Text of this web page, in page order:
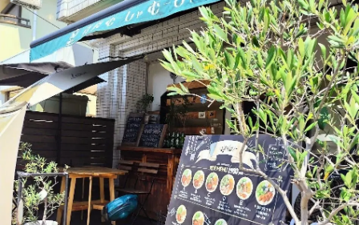
定期購読
デジタル版
購入
SHOPPING
エクラプレミアム通販
売れ筋ランキング
エクラ掲載品